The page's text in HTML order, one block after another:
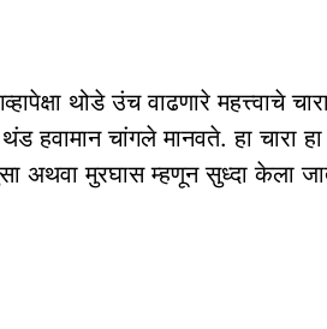
थोडे उंच वाढणारे महत्त्वाचे
हवामान चांगले मानवते. हा चारा
भुसा अथवा मुरघास म्हणून सुध्दा